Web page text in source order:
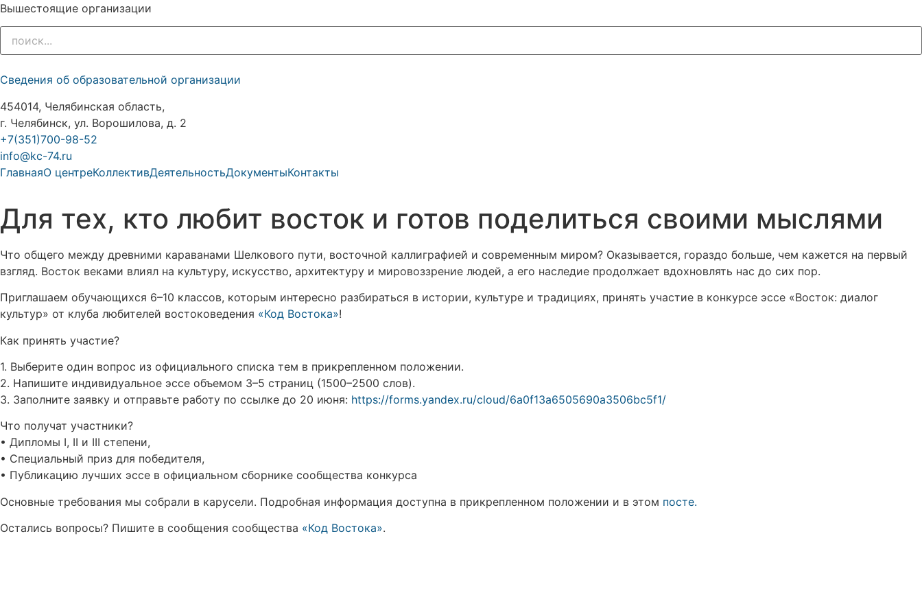
Вышестоящие организации
Сведения об образовательной организации
454014, Челябинская область,
г. Челябинск, ул. Ворошилова, д. 2
+7(351)700-98-52
info@kc-74.ru
ГлавнаяО центреКоллективДеятельностьДокументыКонтакты
Для тех, кто любит восток и готов поделиться своими мыслями
Что общего между древними караванами Шелкового пути, восточной каллиграфией и современным миром? Оказывается, гораздо больше, чем кажется на первый
взгляд. Восток веками влиял на культуру, искусство, архитектуру и мировоззрение людей, а его наследие продолжает вдохновлять нас до сих пор.
Приглашаем обучающихся 6–10 классов, которым интересно разбираться в истории, культуре и традициях, принять участие в конкурсе эссе «Восток: диалог
культур» от клуба любителей востоковедения «Код Востока»!
Как принять участие?
1. Выберите один вопрос из официального списка тем в прикрепленном положении.
2. Напишите индивидуальное эссе объемом 3–5 страниц (1500–2500 слов).
3. Заполните заявку и отправьте работу по ссылке до 20 июня: https://forms.yandex.ru/cloud/6a0f13a6505690a3506bc5f1/
Что получат участники?
• Дипломы I, II и III степени,
• Специальный приз для победителя,
• Публикацию лучших эссе в официальном сборнике сообщества конкурса
Основные требования мы собрали в карусели. Подробная информация доступна в прикрепленном положении и в этом посте.
Остались вопросы? Пишите в сообщения сообщества «Код Востока».